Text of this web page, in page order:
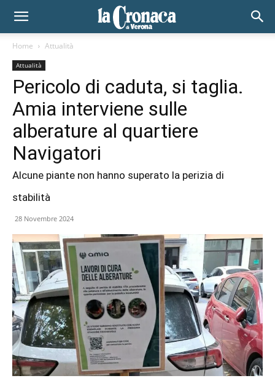
Home Attualità
Attualità
Pericolo di caduta, si taglia.
Amia interviene sulle
alberature al quartiere
Navigatori
Alcune piante non hanno superato la perizia di
stabilità
28 Novembre 2024